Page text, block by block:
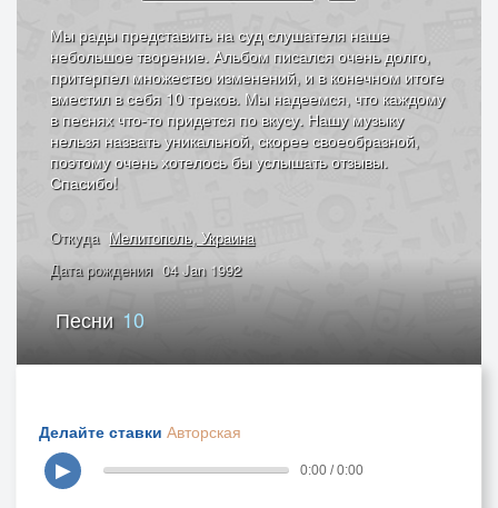
Мы рады представить на суд слушателя наше
небольшое творение. Альбом писался очень долго,
притерпел множество изменений, и в конечном итоге
вместил в себя 10 треков. Мы надеемся, что каждому
в песнях что-то придется по вкусу. Нашу музыку
нельзя назвать уникальной, скорее своеобразной,
поэтому очень хотелось бы услышать отзывы.
Спасибо!
Откуда Мелитополь, Украина
Дата рождения 04 Jan 1992
Песни 10
Делайте ставки Авторская
▶
0:00 / 0:00